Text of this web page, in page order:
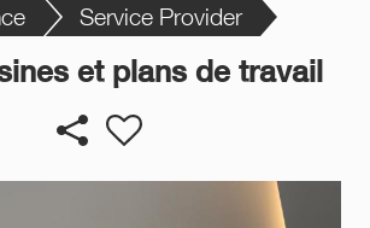
Service Provider
et plans de travail